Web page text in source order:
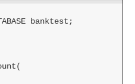
banktest;